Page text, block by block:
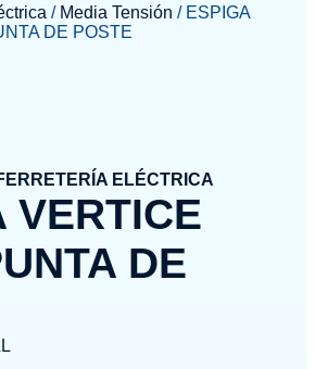
ELÉCTRICA
VERTICE
DE
/ Media Tensión / ESPIGA
DE POSTE